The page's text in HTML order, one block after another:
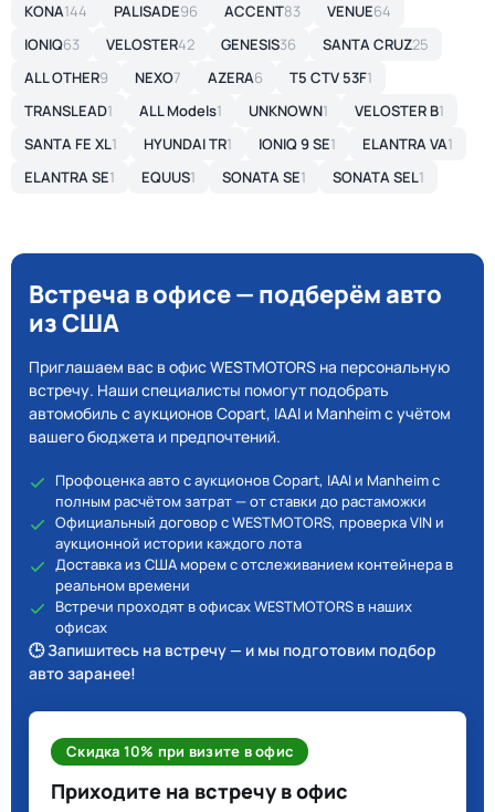
KONA144 PALISADE96 ACCENT83 VENUE64
IONIQ63 VELOSTER42 GENESIS36 SANTA CRUZ25
ALL OTHER9 NEXO7 AZERA6 T5 CTV 53F1
TRANSLEAD1 ALL Models1 UNKNOWN1 VELOSTER B1
SANTA FE XL1 HYUNDAI TR1 IONIQ 9 SE1 ELANTRA VA1
ELANTRA SE1 EQUUS1 SONATA SE1 SONATA SEL1
Встреча в офисе — подберём авто
из США
Приглашаем вас в офис WESTMOTORS на персональную
встречу. Наши специалисты помогут подобрать
автомобиль с аукционов Copart, IAAI и Manheim с учётом
вашего бюджета и предпочтений.
Профоценка авто с аукционов Copart, IAAI и Manheim с
полным расчётом затрат — от ставки до растаможки
Официальный договор с WESTMOTORS, проверка VIN и
аукционной истории каждого лота
Доставка из США морем с отслеживанием контейнера в
реальном времени
Встречи проходят в офисах WESTMOTORS в наших
офисах
🕒 Запишитесь на встречу — и мы подготовим подбор
авто заранее!
Скидка 10% при визите в офис
Приходите на встречу в офис